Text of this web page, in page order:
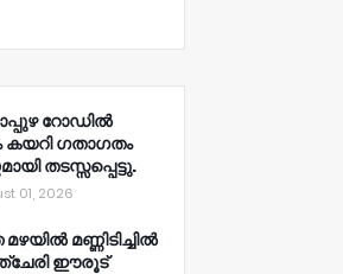
റോഡിൽ
കയറി ഗതാഗതം
തടസ്സപ്പെട്ടു.
01, 2026
മണ്ണിടിച്ചിൽ
ഈരൂട്